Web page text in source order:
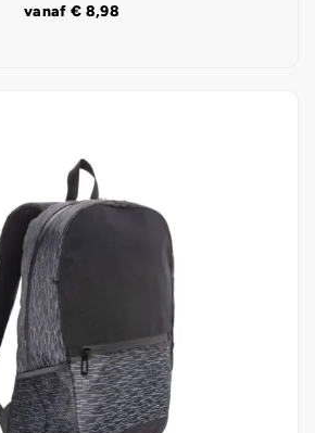
vanaf € 8,98